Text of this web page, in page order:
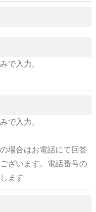
で入力。
で入力。
場合はお電話にて回答
ざいます。電話番号の
ます